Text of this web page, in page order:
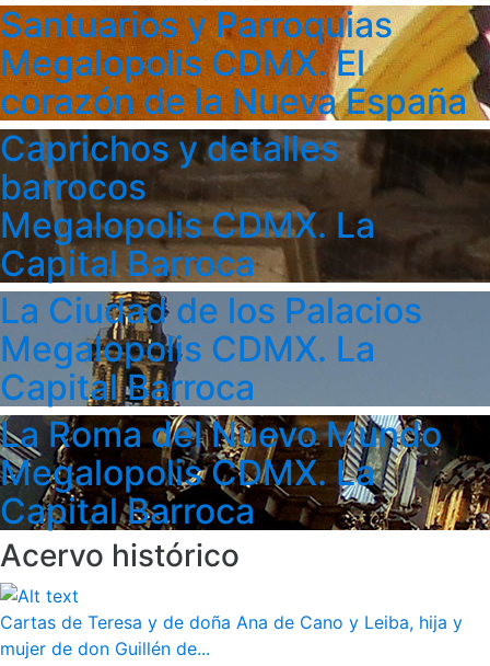
Santuarios y Parroquias
Megalopolis CDMX. El
corazón de la Nueva España
Caprichos y detalles
barrocos
Megalopolis CDMX. La
Capital Barroca
La Ciudad de los Palacios
Megalopolis CDMX. La
Capital Barroca
La Roma del Nuevo Mundo
Megalopolis CDMX. La
Capital Barroca
Acervo histórico
Cartas de Teresa y de doña Ana de Cano y Leiba, hija y
mujer de don Guillén de...